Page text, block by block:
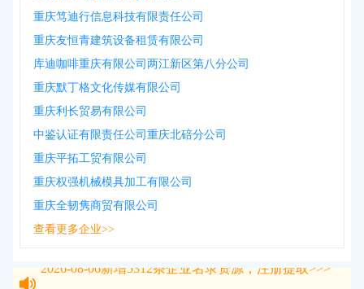
重庆笃迪行信息科技有限责任公司
重庆友恒青建筑设备租赁有限公司
库迪咖啡重庆有限公司两江新区第八分公司
重庆默丁格文化传媒有限公司
重庆利长贸易有限公司
中鉴认证有限责任公司重庆北碚分公司
重庆平拓工贸有限公司
重庆权强机械模具加工有限公司
重庆全韧隽商贸有限公司
查看更多企业>>